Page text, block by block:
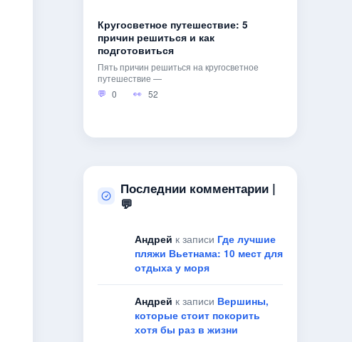
Кругосветное путешествие: 5
причин решиться и как
подготовиться
Пять причин решиться на кругосветное
путешествие —
0
52
Последнии комментарии |
💬
Андрей к записи Где лучшие
пляжи Вьетнама: 10 мест для
отдыха у моря
Андрей к записи Вершины,
которые стоит покорить
хотя бы раз в жизни